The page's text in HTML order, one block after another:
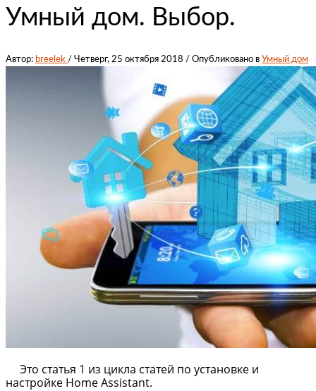
Умный дом. Выбор.
Автор: breelek / Четверг, 25 октября 2018 / Опубликовано в Умный дом
Это статья 1 из цикла статей по установке и
настройке Home Assistant.